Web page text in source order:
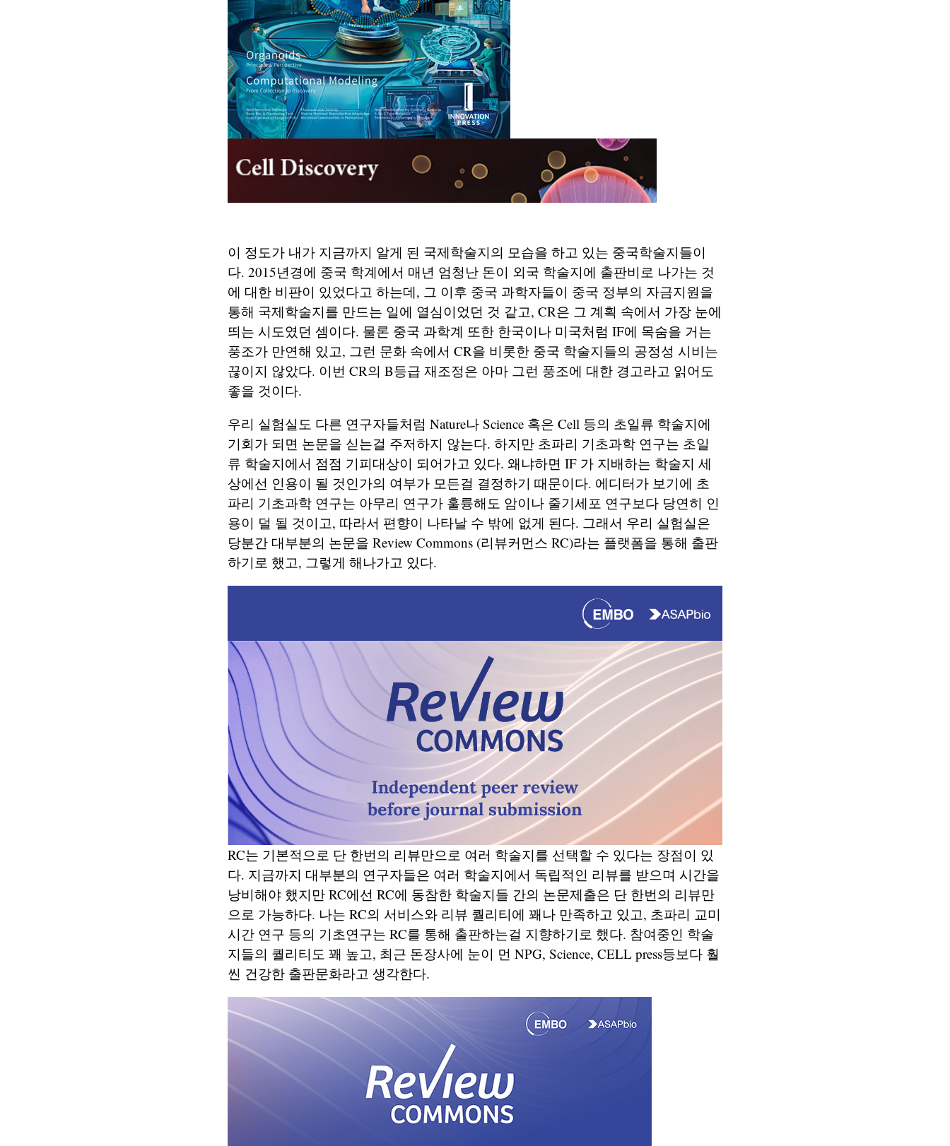
이 정도가 내가 지금까지 알게 된 국제학술지의 모습을 하고 있는 중국학술지들이
다. 2015년경에 중국 학계에서 매년 엄청난 돈이 외국 학술지에 출판비로 나가는 것
에 대한 비판이 있었다고 하는데, 그 이후 중국 과학자들이 중국 정부의 자금지원을
통해 국제학술지를 만드는 일에 열심이었던 것 같고, CR은 그 계획 속에서 가장 눈에
띄는 시도였던 셈이다. 물론 중국 과학계 또한 한국이나 미국처럼 IF에 목숨을 거는
풍조가 만연해 있고, 그런 문화 속에서 CR을 비롯한 중국 학술지들의 공정성 시비는
끊이지 않았다. 이번 CR의 B등급 재조정은 아마 그런 풍조에 대한 경고라고 읽어도
좋을 것이다.
우리 실험실도 다른 연구자들처럼 Nature나 Science 혹은 Cell 등의 초일류 학술지에
기회가 되면 논문을 싣는걸 주저하지 않는다. 하지만 초파리 기초과학 연구는 초일
류 학술지에서 점점 기피대상이 되어가고 있다. 왜냐하면 IF 가 지배하는 학술지 세
상에선 인용이 될 것인가의 여부가 모든걸 결정하기 때문이다. 에디터가 보기에 초
파리 기초과학 연구는 아무리 연구가 훌륭해도 암이나 줄기세포 연구보다 당연히 인
용이 덜 될 것이고, 따라서 편향이 나타날 수 밖에 없게 된다. 그래서 우리 실험실은
당분간 대부분의 논문을 Review Commons (리뷰커먼스 RC)라는 플랫폼을 통해 출판
하기로 했고, 그렇게 해나가고 있다.
RC는 기본적으로 단 한번의 리뷰만으로 여러 학술지를 선택할 수 있다는 장점이 있
다. 지금까지 대부분의 연구자들은 여러 학술지에서 독립적인 리뷰를 받으며 시간을
낭비해야 했지만 RC에선 RC에 동참한 학술지들 간의 논문제출은 단 한번의 리뷰만
으로 가능하다. 나는 RC의 서비스와 리뷰 퀄리티에 꽤나 만족하고 있고, 초파리 교미
시간 연구 등의 기초연구는 RC를 통해 출판하는걸 지향하기로 했다. 참여중인 학술
지들의 퀄리티도 꽤 높고, 최근 돈장사에 눈이 먼 NPG, Science, CELL press등보다 훨
씬 건강한 출판문화라고 생각한다.